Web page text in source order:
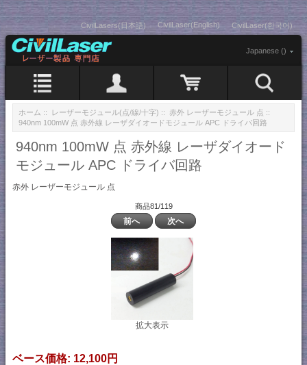
CivilLasers(日本語) CivilLaser(English) CivilLaser(한국어)
Japanese ()
ホーム :: レーザーモジュール(点/線/十字) :: 赤外 レーザーモジュール 点 ::
940nm 100mW 点 赤外線 レーザダイオードモジュール APC ドライバ回路
940nm 100mW 点 赤外線 レーザダイオード
モジュール APC ドライバ回路
赤外 レーザーモジュール 点
商品81/119
前へ 次へ
拡大表示
ベース価格: 12,100円